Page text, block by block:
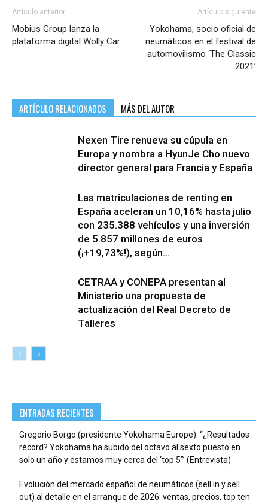
Artículo anterior
Mobius Group lanza la
plataforma digital Wolly Car
Artículo siguiente
Yokohama, socio oficial de
neumáticos en el festival de
automovilismo ‘The Classic
2021’
ARTÍCULO RELACIONADOS MÁS DEL AUTOR
Nexen Tire renueva su cúpula en
Europa y nombra a HyunJe Cho nuevo
director general para Francia y España
Las matriculaciones de renting en
España aceleran un 10,16% hasta julio
con 235.388 vehículos y una inversión
de 5.857 millones de euros
(¡+19,73%!), según...
CETRAA y CONEPA presentan al
Ministerio una propuesta de
actualización del Real Decreto de
Talleres
ENTRADAS RECIENTES
Gregorio Borgo (presidente Yokohama Europe): “¿Resultados
récord? Yokohama ha subido del octavo al sexto puesto en
solo un año y estamos muy cerca del ‘top 5’” (Entrevista)
Evolución del mercado español de neumáticos (sell in y sell
out) al detalle en el arranque de 2026: ventas, precios, top ten